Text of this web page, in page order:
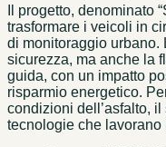
Il progetto, denominato
trasformare i veicoli in
di monitoraggio urbano.
sicurezza, ma anche la
guida, con un impatto
risparmio energetico.
condizioni dell’asfalto,
tecnologie che lavorano